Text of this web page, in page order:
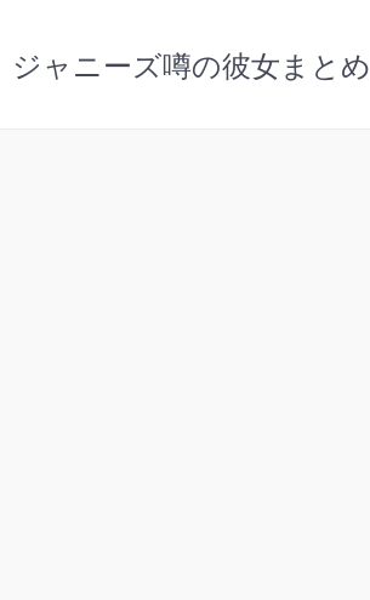
ジャニーズ噂の彼女まとめ